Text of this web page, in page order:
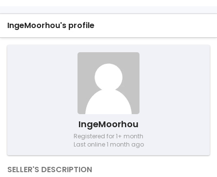
IngeMoorhou's profile
IngeMoorhou
Registered for 1+ month
Last online 1 month ago
SELLER'S DESCRIPTION